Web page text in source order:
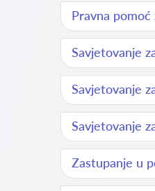
Pravna
Savjetovanje
Savjetovanje
Savjetovanje
Zastupanje u